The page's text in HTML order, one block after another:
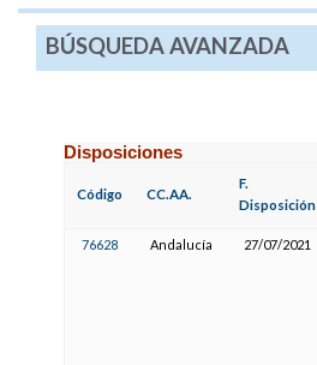
BÚSQUEDA AVANZADA
Disposiciones
Código CC.AA.
F.
Disposición
76628 Andalucía 27/07/2021